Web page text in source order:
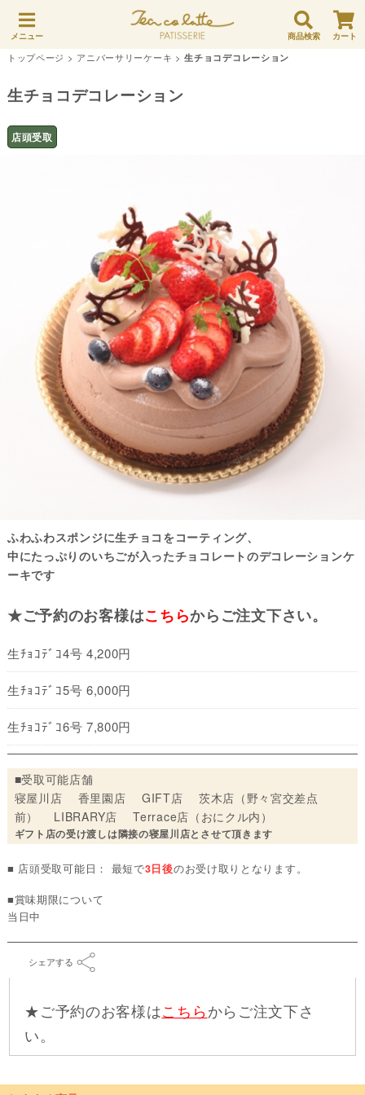
メニュー 商品検索 カート
トップページ > アニバーサリーケーキ >生チョコデコレーション
生チョコデコレーション
店頭受取
ふわふわスポンジに生チョコをコーティング、
中にたっぷりのいちごが入ったチョコレートのデコレーションケ
ーキです
★ご予約のお客様はこちらからご注文下さい。
生ﾁｮｺﾃﾞｺ4号 4,200円
生ﾁｮｺﾃﾞｺ5号 6,000円
生ﾁｮｺﾃﾞｺ6号 7,800円
■受取可能店舗
寝屋川店 香里園店 GIFT店 茨木店（野々宮交差点
前） LIBRARY店 Terrace店（おにクル内）
ギフト店の受け渡しは隣接の寝屋川店とさせて頂きます
■ 店頭受取可能日： 最短で3日後のお受け取りとなります。
■賞味期限について
当日中
シェアする
★ご予約のお客様はこちらからご注文下さ
い。